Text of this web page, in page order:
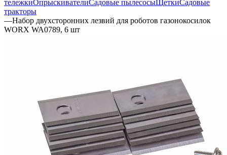
тележкиОпрыскивателиСадовые пылесосыЩеткиСадовые
тракторы
—Набор двухсторонних лезвий для роботов газонокосилок
WORX WA0789, 6 шт